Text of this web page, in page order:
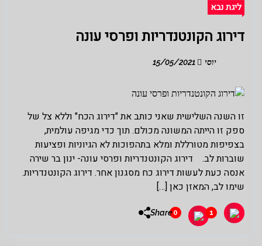
ליגת נבא
דירוג הקונטנדריות ופרסי עונה
יוסי
זו השנה השלישית שאני כותב את "דירוג הכח" וללא צל של
ספק זו הייתה המשונה מכולם. תוך כדי מגיפה עולמית,
בצפיפות מטורללת ומלא בתהפוכות לא הגיוניות ופציעות
שוברות לב. דירוג הקונטנדריות ופרסי עונה- ינון בר שירה
אנסה כעת לעשות דירוג כח מסגנון אחר. דירוג הקונטנדריות.
שימו לב, המאזן כאן […]
1
0
Share